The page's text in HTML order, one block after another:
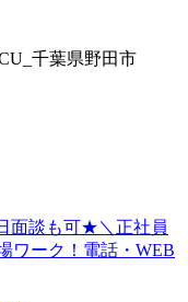
千葉県野田市
面談も可★＼正社員
ワーク！電話・WEB